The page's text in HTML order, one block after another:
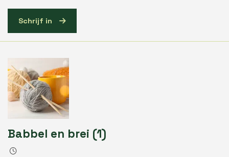
Schrijf in
Babbel en brei (1)